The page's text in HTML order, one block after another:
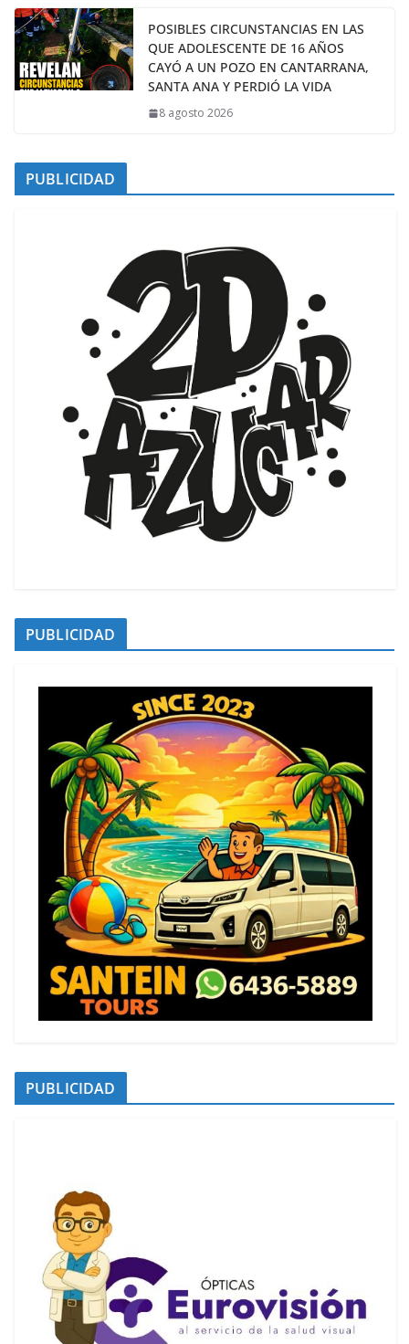
POSIBLES CIRCUNSTANCIAS EN LAS
QUE ADOLESCENTE DE 16 AÑOS
CAYÓ A UN POZO EN CANTARRANA,
SANTA ANA Y PERDIÓ LA VIDA
8 agosto 2026
PUBLICIDAD
PUBLICIDAD
PUBLICIDAD